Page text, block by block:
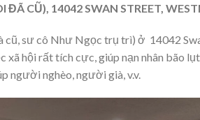
CŨ), 14042 SWAN STREET,
cũ, sư cô Như Ngọc trụ trì) ở 14042
xã hội rất tích cực, giúp nạn nhân bão
người nghèo, người già, v.v.